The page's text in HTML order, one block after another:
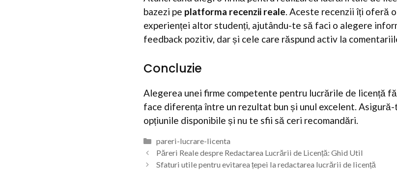
bazezi pe platforma recenzii reale. Aceste recenzii îți oferă
experienței altor studenți, ajutându-te să faci o alegere
feedback pozitiv, dar și cele care răspund activ la
Concluzie
Alegerea unei firme competente pentru lucrările de licență
face diferența între un rezultat bun și unul excelent.
opțiunile disponibile și nu te sfii să ceri recomandări.
Categorii
pareri-lucrare-licenta
Păreri Reale despre Redactarea Lucrării de Licență: Ghid Util
Sfaturi utile pentru evitarea țepei la redactarea lucrării de licență